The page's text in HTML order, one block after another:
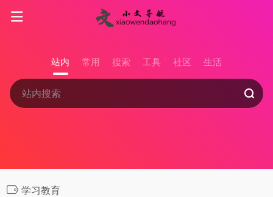
站内 常用 搜索 工具 社区 生活
学习教育